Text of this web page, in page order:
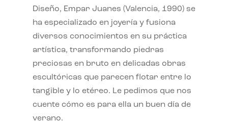
Diseño, Empar Juanes (Valencia, 1990) se
ha especializado en joyería y fusiona
diversos conocimientos en su práctica
artística, transformando piedras
preciosas en bruto en delicadas obras
escultóricas que parecen flotar entre lo
tangible y lo etéreo. Le pedimos que nos
cuente cómo es para ella un buen día de
verano.